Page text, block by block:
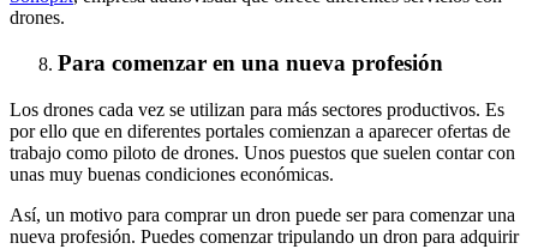
drones.
Para comenzar en una nueva profesión
Los drones cada vez se utilizan para más sectores productivos. Es
por ello que en diferentes portales comienzan a aparecer ofertas de
trabajo como piloto de drones. Unos puestos que suelen contar con
unas muy buenas condiciones económicas.
Así, un motivo para comprar un dron puede ser para comenzar una
nueva profesión. Puedes comenzar tripulando un dron para adquirir